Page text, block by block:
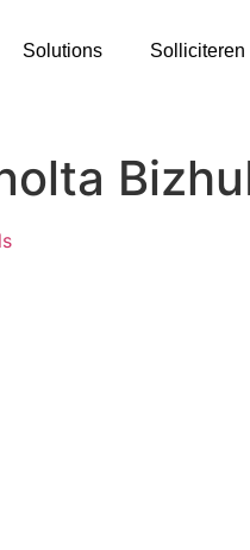
Solutions Solliciteren